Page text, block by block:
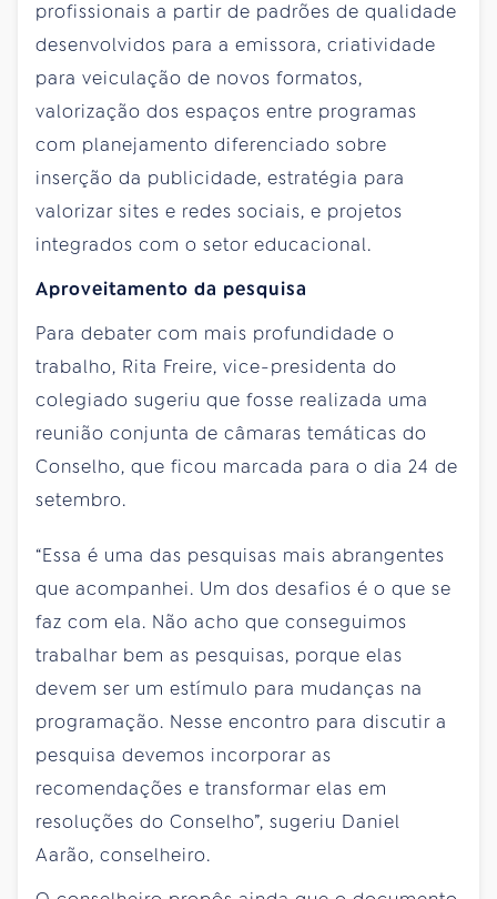
profissionais a partir de padrões de qualidade
desenvolvidos para a emissora, criatividade
para veiculação de novos formatos,
valorização dos espaços entre programas
com planejamento diferenciado sobre
inserção da publicidade, estratégia para
valorizar sites e redes sociais, e projetos
integrados com o setor educacional.
Aproveitamento da pesquisa
Para debater com mais profundidade o
trabalho, Rita Freire, vice-presidenta do
colegiado sugeriu que fosse realizada uma
reunião conjunta de câmaras temáticas do
Conselho, que ficou marcada para o dia 24 de
setembro.
“Essa é uma das pesquisas mais abrangentes
que acompanhei. Um dos desafios é o que se
faz com ela. Não acho que conseguimos
trabalhar bem as pesquisas, porque elas
devem ser um estímulo para mudanças na
programação. Nesse encontro para discutir a
pesquisa devemos incorporar as
recomendações e transformar elas em
resoluções do Conselho”, sugeriu Daniel
Aarão, conselheiro.